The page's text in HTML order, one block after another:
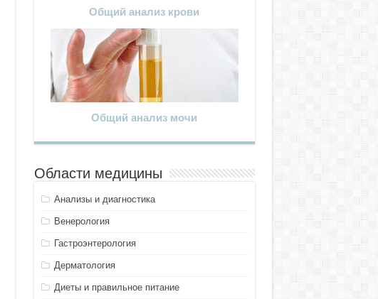
Общий анализ крови
Общий анализ мочи
Области медицины
Анализы и диагностика
Венерология
Гастроэнтерология
Дерматология
Диеты и правильное питание